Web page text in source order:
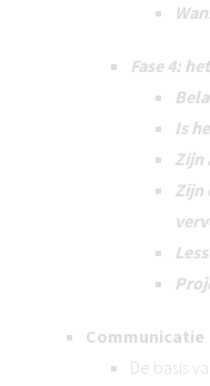
Fase 4:
Is
Zijn
Zijn
Communicatie
De basis